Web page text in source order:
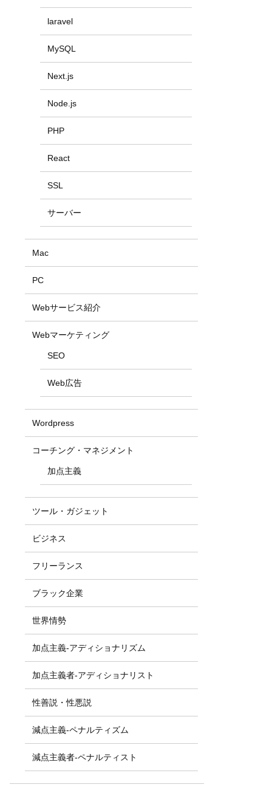
laravel
MySQL
Next.js
Node.js
PHP
React
SSL
サーバー
Mac
PC
Webサービス紹介
Webマーケティング
SEO
Web広告
Wordpress
コーチング・マネジメント
加点主義
ツール・ガジェット
ビジネス
フリーランス
ブラック企業
世界情勢
加点主義-アディショナリズム
加点主義者-アディショナリスト
性善説・性悪説
減点主義-ペナルティズム
減点主義者-ペナルティスト